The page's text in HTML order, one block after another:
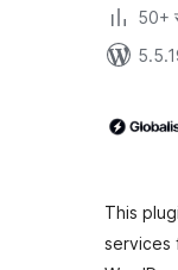
50+
This
services